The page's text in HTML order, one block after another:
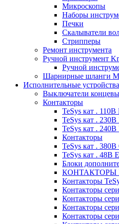
Микроскопы
Наборы
Печки
Скалыватели
Стрипперы
Ремонт инструмента
Ручной инструмент
Ручной
Шарнирные шланги
Исполнительные устройства
Выключатели
Контакторы
TeSys кат . 110В
TeSys кат . 230В
TeSys кат . 240В
Контакторы
TeSys кат . 380В
TeSys кат . 48В
Блоки
КОНТАКТОРЫ
Контакторы
Контакторы
Контакторы
Контакторы
Контакторы